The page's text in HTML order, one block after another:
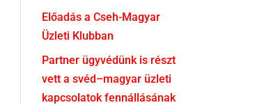
Előadás a Cseh-Magyar
Üzleti Klubban
Partner ügyvédünk is részt
vett a svéd–magyar üzleti
kapcsolatok fennállásának